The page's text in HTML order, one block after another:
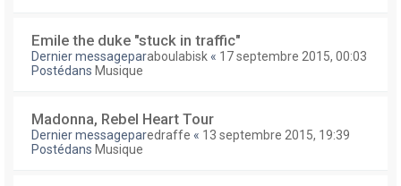
Emile the duke "stuck in traffic"
Dernier messageparaboulabisk « 17 septembre 2015, 00:03
Postédans Musique
Madonna, Rebel Heart Tour
Dernier messageparedraffe « 13 septembre 2015, 19:39
Postédans Musique